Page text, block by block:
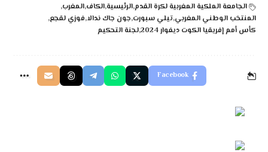
الجامعة الملكية المغربية لكرة القدمالرئيسيةالكاف المغرب
المنتخب الوطني المغربيتيلي سبورتجون جاك ندالافوزي لقجع
كأس أمم إفريقيا الكوت ديفوار 2024
لجنة التحكيم
Facebook